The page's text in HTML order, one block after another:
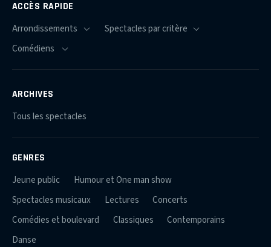
ACCÈS RAPIDE
ARCHIVES
Tous les spectacles
GENRES
Jeune public
Humour et One man show
Spectacles musicaux
Lectures
Concerts
Comédies et boulevard
Classiques
Contemporains
Danse